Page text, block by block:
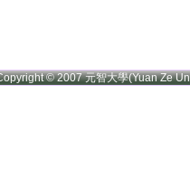
© 2007 元智大學(Yuan Ze